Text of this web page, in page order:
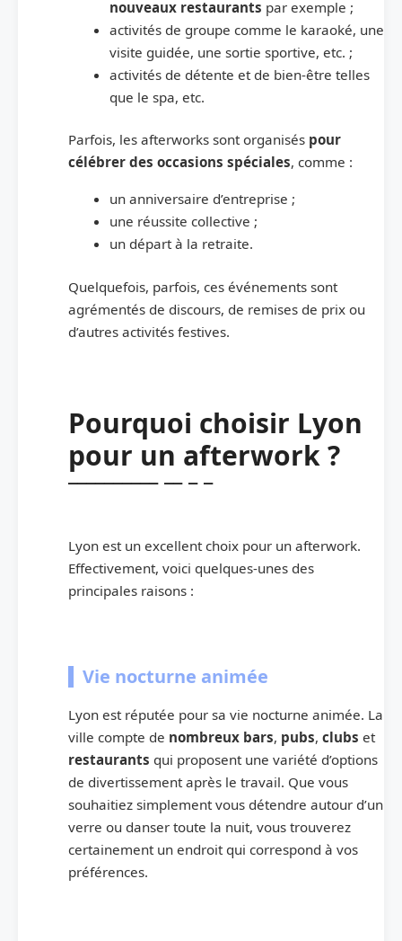
nouveaux restaurants par exemple ;
activités de groupe comme le karaoké, une
visite guidée, une sortie sportive, etc. ;
activités de détente et de bien-être telles
que le spa, etc.
Parfois, les afterworks sont organisés pour
célébrer des occasions spéciales, comme :
un anniversaire d’entreprise ;
une réussite collective ;
un départ à la retraite.
Quelquefois, parfois, ces événements sont
agrémentés de discours, de remises de prix ou
d’autres activités festives.
Pourquoi choisir Lyon
pour un afterwork ?
Lyon est un excellent choix pour un afterwork.
Effectivement, voici quelques-unes des
principales raisons :
Vie nocturne animée
Lyon est réputée pour sa vie nocturne animée. La
ville compte de nombreux bars, pubs, clubs et
restaurants qui proposent une variété d’options
de divertissement après le travail. Que vous
souhaitiez simplement vous détendre autour d’un
verre ou danser toute la nuit, vous trouverez
certainement un endroit qui correspond à vos
préférences.